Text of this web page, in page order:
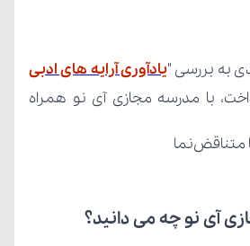
متناقض‌نما
به بررسی "
آی نو چه می‌ دانید؟